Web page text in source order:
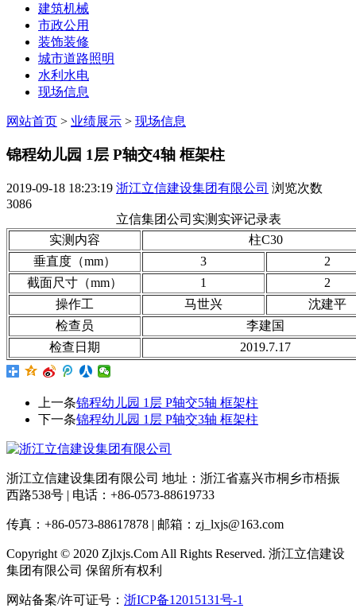
建筑机械
市政公用
装饰装修
城市道路照明
水利水电
现场信息
网站首页 > 业绩展示 > 现场信息
锦程幼儿园 1层 P轴交4轴 框架柱
2019-09-18 18:23:19 浙江立信建设集团有限公司 浏览次数
3086
立信集团公司实测实评记录表
实测内容
柱C30
垂直度（mm）
3
2
截面尺寸（mm）
1
2
操作工
马世兴
沈建平
检查员
李建国
检查日期
2019.7.17
上一条锦程幼儿园 1层 P轴交5轴 框架柱
下一条锦程幼儿园 1层 P轴交3轴 框架柱
浙江立信建设集团有限公司 地址：浙江省嘉兴市桐乡市梧振
西路538号 | 电话：+86-0573-88619733
传真：+86-0573-88617878 | 邮箱：zj_lxjs@163.com
Copyright © 2020 Zjlxjs.Com All Rights Reserved. 浙江立信建设
集团有限公司 保留所有权利
网站备案/许可证号： 浙ICP备12015131号-1